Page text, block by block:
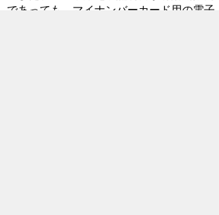
であっても、マイナンバーカード用の電子